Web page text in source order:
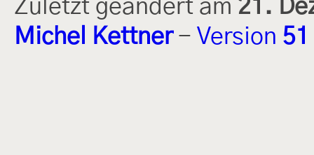
Zuletzt geändert am 21.
Michel Kettner- Version 51